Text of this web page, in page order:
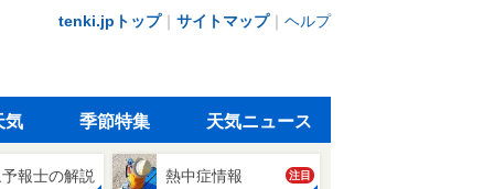
tenki.jpトップ｜ サイトマップ｜ ヘルプ
気 季節特集 天気ニュース
報士の解説 熱中症情報 注目